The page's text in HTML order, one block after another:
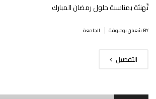
تّهنئة بمناسبة حلول رمضان المبارك
BY شعبان بوحلوفة الجامعة
التفصيل